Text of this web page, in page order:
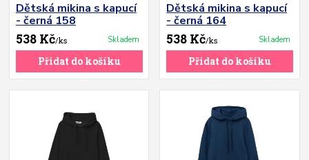
Dětská mikina s kapucí
- černá 158
538 Kč/ks Skladem
Přidat do košíku
Dětská mikina s kapucí
- černá 164
538 Kč/ks Skladem
Přidat do košíku